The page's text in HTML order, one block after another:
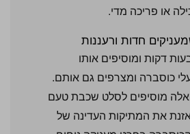
או פריכה מדי.
חדות ורעננות
דקות ומוסיפים אותו
כוסברה ומצרפים גם אותם.
מוסיפים לסלט שכבת טעם
את המתיקות העדינה של